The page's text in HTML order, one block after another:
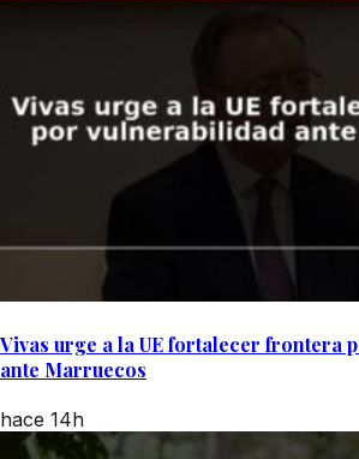
Vivas urge a la UE fortalecer frontera
ante Marruecos
hace 14h